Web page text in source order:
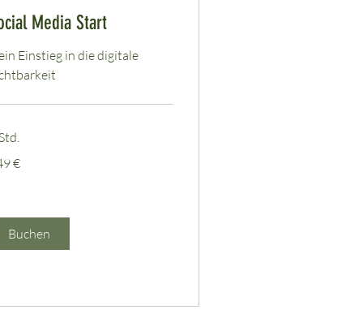
Media Start
Einstieg in die digitale
€
Buchen